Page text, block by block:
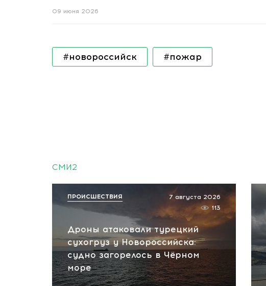
09 июня 2026
#новороссийск #пожар
СМИ2
Дроны атаковали турецкий
сухогруз у Новороссийска:
судно загорелось в Чёрном
море
7 августа 2026
113
ПРОИСШЕСТВИЯ